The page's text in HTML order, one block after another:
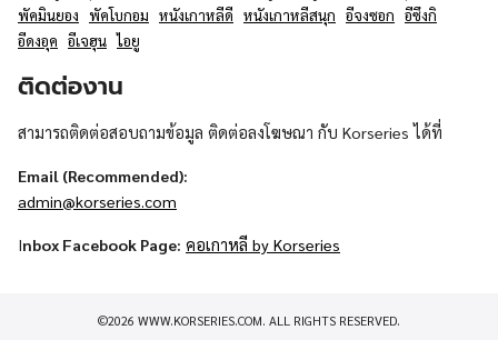
พัคมินยอง พัคโบกอม หนังเกาหลีดี หนังเกาหลีสนุก อีจงซอก อีซึงกิ
อีดงอุค อีเจฮุน ไอยู
ติดต่องาน
สามารถติดต่อสอบถามข้อมูล ติดต่อลงโฆษณา กับ Korseries ได้ที่
Email (Recommended):
admin@korseries.com
Inbox Facebook Page: คอเกาหลี by Korseries
©2026 WWW.KORSERIES.COM. ALL RIGHTS RESERVED.